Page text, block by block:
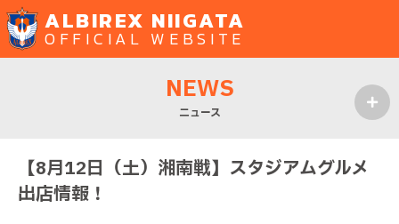
ALBIREX NIIGATA
OFFICIAL WEBSITE
NEWS
ニュース
【8月12日（土）湘南戦】スタジアムグルメ
出店情報！